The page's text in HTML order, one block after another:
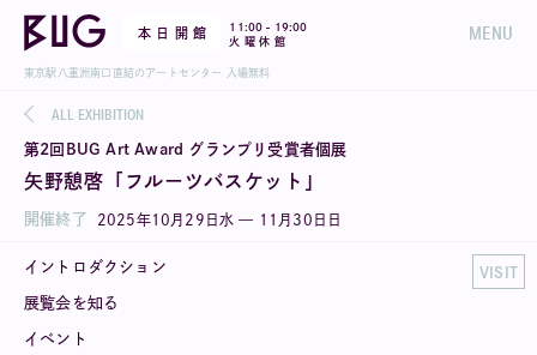
本 日 開 館 11:00 - 19:00
火 曜 休 館
MENU
東京駅八重洲南口直結のアートセンター 入場無料
ALL EXHIBITION
第2回BUG Art Award グランプリ受賞者個展
矢野憩啓「フルーツバスケット」
開催終了 2025年10 月 29 日水— 11 月 30 日 日
イントロダクション
展覧会を知る
イベント
VISIT